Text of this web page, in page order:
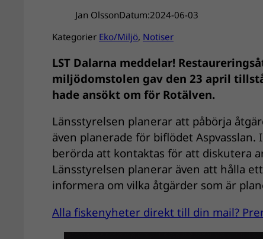
Jan OlssonDatum:2024-06-03
Kategorier Eko/Miljö, Notiser
LST Dalarna meddelar!
miljödomstolen gav den 23 april
hade ansökt om för Rotälven.
Länsstyrelsen planerar att påbörja
även planerade för biflödet
berörda att kontaktas för att diskutera
Länsstyrelsen planerar även att hålla
informera om vilka åtgärder som är
Alla fiskenyheter direkt till din mail?